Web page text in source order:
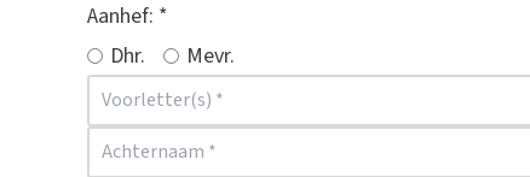
Aanhef: *
Dhr.
Mevr.